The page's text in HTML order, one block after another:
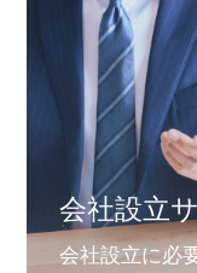
会社設立
会社設立に必